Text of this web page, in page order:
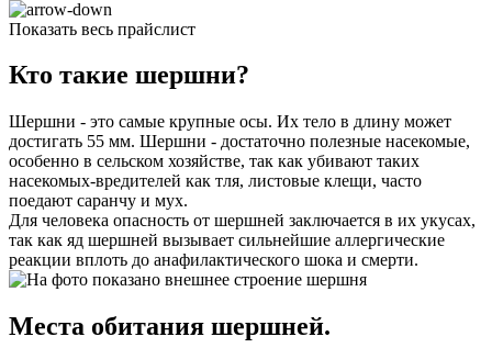
Показать весь прайслист
Кто такие шершни?
Шершни - это самые крупные осы. Их тело в длину может
достигать 55 мм. Шершни - достаточно полезные насекомые,
особенно в сельском хозяйстве, так как убивают таких
насекомых-вредителей как тля, листовые клещи, часто
поедают саранчу и мух.
Для человека опасность от шершней заключается в их укусах,
так как яд шершней вызывает сильнейшие аллергические
реакции вплоть до анафилактического шока и смерти.
Места обитания шершней.